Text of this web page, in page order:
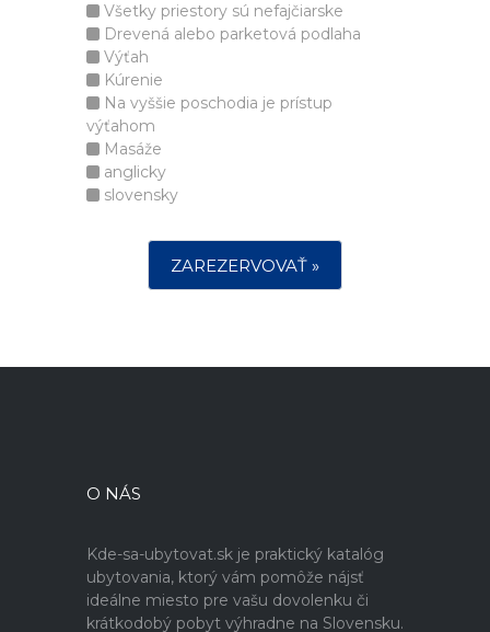
Všetky priestory sú nefajčiarske
Drevená alebo parketová podlaha
Výťah
Kúrenie
Na vyššie poschodia je prístup
výťahom
Masáže
anglicky
slovensky
ZAREZERVOVAŤ »
O NÁS
Kde-sa-ubytovat.sk je praktický katalóg
ubytovania, ktorý vám pomôže nájsť
ideálne miesto pre vašu dovolenku či
krátkodobý pobyt výhradne na Slovensku.